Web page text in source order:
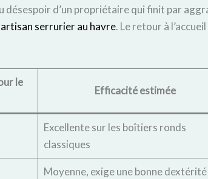
désespoir d’un propriétaire qui finit par
serrurier au havre. Le retour à
le
Efficacité estimée
Excellente sur les boîtiers ronds
classiques
Moyenne, exige une bonne dextérité